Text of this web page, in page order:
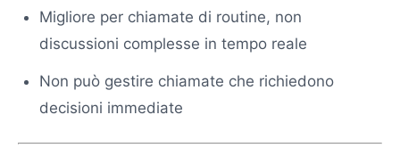
Migliore per chiamate di routine, non
discussioni complesse in tempo reale
Non può gestire chiamate che richiedono
decisioni immediate